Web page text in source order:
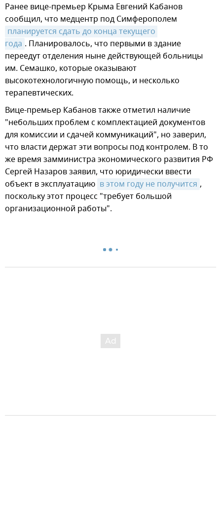
Ранее вице-премьер Крыма Евгений Кабанов
сообщил, что медцентр под Симферополем
планируется сдать до конца текущего
года . Планировалось, что первыми в здание
переедут отделения ныне действующей больницы
им. Семашко, которые оказывают
высокотехнологичную помощь, и несколько
терапевтических.
Вице-премьер Кабанов также отметил наличие
"небольших проблем с комплектацией документов
для комиссии и сдачей коммуникаций", но заверил,
что власти держат эти вопросы под контролем. В то
же время замминистра экономического развития РФ
Сергей Назаров заявил, что юридически ввести
объект в эксплуатацию в этом году не получится ,
поскольку этот процесс "требует большой
организационной работы".